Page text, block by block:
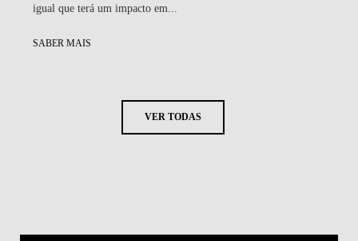
igual que terá um impacto em...
SABER MAIS
VER TODAS